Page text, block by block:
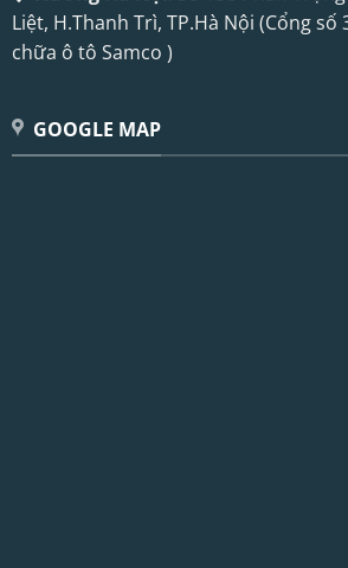
Liệt, H.Thanh Trì, TP.Hà Nội (Cổng
chữa ô tô Samco )
GOOGLE MAP